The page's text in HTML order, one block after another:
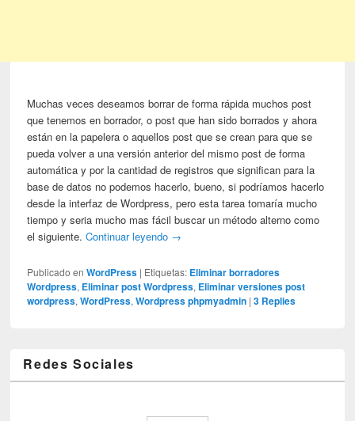
Muchas veces deseamos borrar de forma rápida muchos post
que tenemos en borrador, o post que han sido borrados y ahora
están en la papelera o aquellos post que se crean para que se
pueda volver a una versión anterior del mismo post de forma
automática y por la cantidad de registros que significan para la
base de datos no podemos hacerlo, bueno, si podríamos hacerlo
desde la interfaz de Wordpress, pero esta tarea tomaría mucho
tiempo y seria mucho mas fácil buscar un método alterno como
el siguiente.Continuar leyendo →
Publicado en WordPress | Etiquetas: Eliminar borradores
Wordpress, Eliminar post Wordpress, Eliminar versiones post
wordpress,WordPress,Wordpress phpmyadmin |3 Replies
Redes Sociales